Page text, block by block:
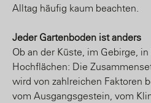
Alltag häufig kaum beachten.
Jeder Gartenboden ist anders
Ob an der Küste, im Gebirge,
Hochflächen: Die
wird von zahlreichen Faktoren
vom Ausgangsgestein, vom